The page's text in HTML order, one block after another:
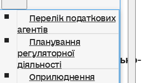
Перелік податкових
агентів
Планування
регуляторної
діяльності
Оприлюднення
економіки та соціально-
планування